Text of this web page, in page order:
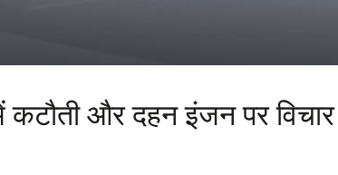
और दहन इंजन पर विचार